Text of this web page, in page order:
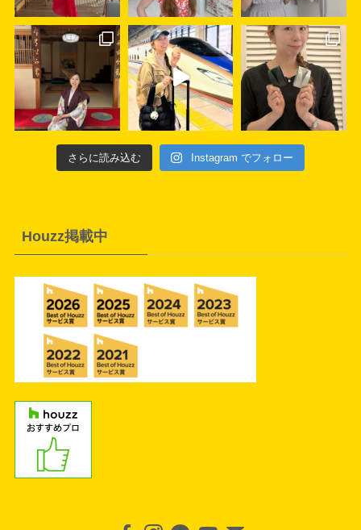
さらに読み込む Instagram でフォロー
Houzz掲載中